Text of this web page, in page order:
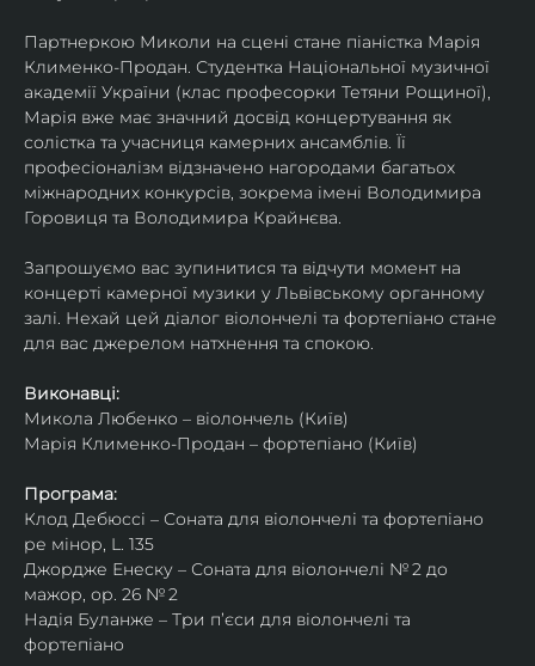
Партнеркою Миколи на сцені стане піаністка Марія
Клименко-Продан. Студентка Національної музичної
академії України (клас професорки Тетяни Рощиної),
Марія вже має значний досвід концертування як
солістка та учасниця камерних ансамблів. Її
професіоналізм відзначено нагородами багатьох
міжнародних конкурсів, зокрема імені Володимира
Горовиця та Володимира Крайнєва.
Запрошуємо вас зупинитися та відчути момент на
концерті камерної музики у Львівському органному
залі. Нехай цей діалог віолончелі та фортепіано стане
для вас джерелом натхнення та спокою.
Виконавці:
Микола Любенко – віолончель (Київ)
Марія Клименко-Продан – фортепіано (Київ)
Програма:
Клод Дебюссі – Соната для віолончелі та фортепіано
ре мінор, L. 135
Джордже Енеску – Соната для віолончелі № 2 до
мажор, ор. 26 № 2
Надія Буланже – Три п’єси для віолончелі та
фортепіано